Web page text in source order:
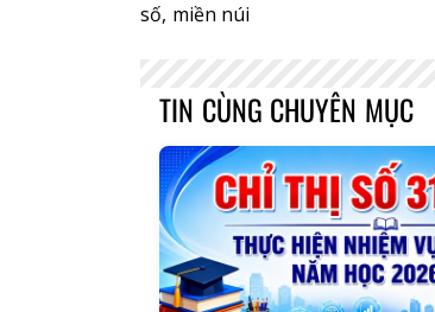
số, miền núi
TIN CÙNG CHUYÊN MỤC